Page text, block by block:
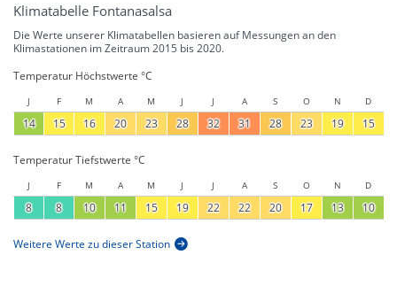
Klimatabelle Fontanasalsa
Die Werte unserer Klimatabellen basieren auf Messungen an den
Klimastationen im Zeitraum 2015 bis 2020.
Temperatur Höchstwerte °C
J F M A M J J A S O N D
14 15 16 20 23 28 32 31 28 23 19 15
Temperatur Tiefstwerte °C
J F M A M J J A S O N D
8 8 10 11 15 19 22 22 20 17 13 10
Weitere Werte zu dieser Station